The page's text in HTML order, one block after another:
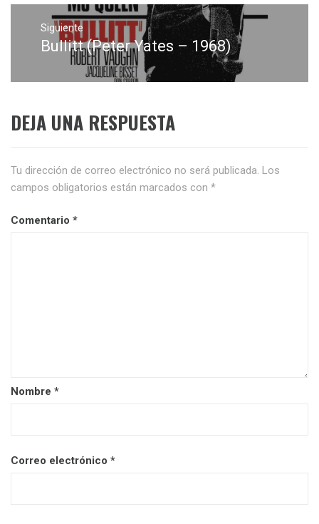
Siguiente
Entrada
siguiente:
Bullitt (Peter Yates – 1968)
DEJA UNA RESPUESTA
Tu dirección de correo electrónico no será publicada. Los
campos obligatorios están marcados con *
Comentario *
Nombre *
Correo electrónico *